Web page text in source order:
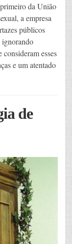
da União
a empresa
públicos
ignorando
esses
e um atentado
de